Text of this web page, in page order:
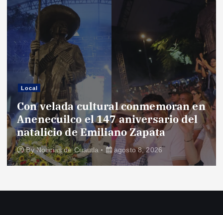
Local
Con velada cultural conmemoran en
Anenecuilco el 147 aniversario del
natalicio de Emiliano Zapata
ByNoticias de Cuautla agosto 8, 2026